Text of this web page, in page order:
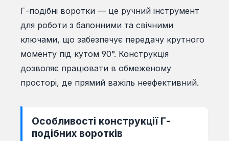
Г-подібні воротки — це ручний інструмент
для роботи з балонними та свічними
ключами, що забезпечує передачу крутного
моменту під кутом 90°. Конструкція
дозволяє працювати в обмеженому
просторі, де прямий важіль неефективний.
Особливості конструкції Г-
подібних воротків